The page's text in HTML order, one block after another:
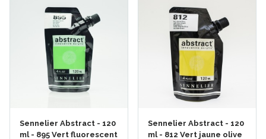
Sennelier Abstract - 120
ml - 895 Vert fluorescent
Sennelier Abstract - 120
ml - 812 Vert jaune olive